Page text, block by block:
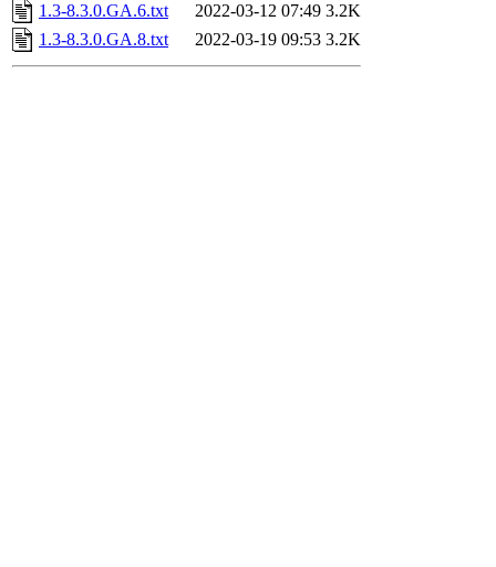
1.3-8.3.0.GA.6.txt
2022-03-12 07:49 3.2K
1.3-8.3.0.GA.8.txt
2022-03-19 09:53 3.2K